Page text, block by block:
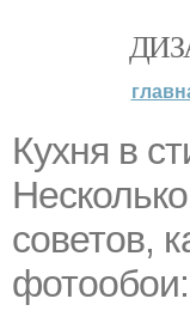
Кухня в
советов,
фотообои: